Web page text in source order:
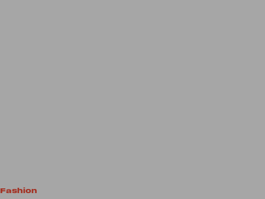
Fashion